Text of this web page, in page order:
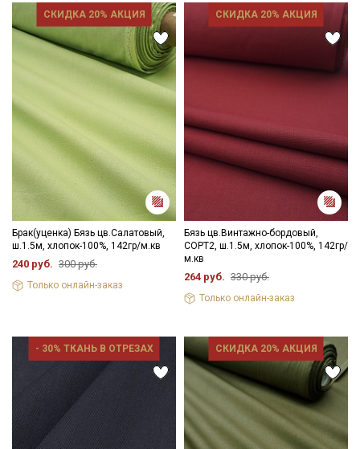
СКИДКА 20% АКЦИЯ
Брак(уценка) Бязь цв.Салатовый,
ш.1.5м, хлопок-100%, 142гр/м.кв
240 руб. 300 руб.
Только онлайн-заказ
СКИДКА 20% АКЦИЯ
Бязь цв.Винтажно-бордовый,
СОРТ2, ш.1.5м, хлопок-100%, 142гр/
м.кв
264 руб. 330 руб.
Только онлайн-заказ
- 30% ТКАНЬ В ОТРЕЗАХ СКИДКА 20% АКЦИЯ
Секретная рассылка от Купава
Мы публикуем здесь дополнительные
промокоды и скидки до 30% на узкие
категории тканей
Электронная почта
Подписаться
Политикой обработки персональных
данныхи даю Согласие на обработку персональных
Даю
Согласие на получение рекламных и
информационных рассылок